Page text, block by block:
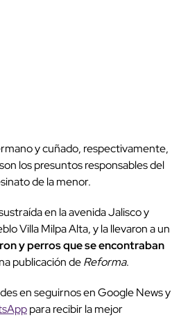
y cuñado, respectivamente,
los presuntos responsables del
de la menor.
en la avenida Jalisco y
Villa Milpa Alta, y la llevaron a un
y perros que se encontraban
publicación deReforma.
en seguirnos en Google News y
para recibir la mejor